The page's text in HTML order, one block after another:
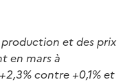
et des prix
en mars à
contre +0,1% et